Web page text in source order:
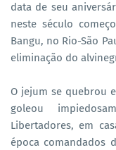
data de seu
neste século
Bangu, no Rio-São
eliminação do
O jejum se quebrou
goleou
Libertadores, em
época comandados